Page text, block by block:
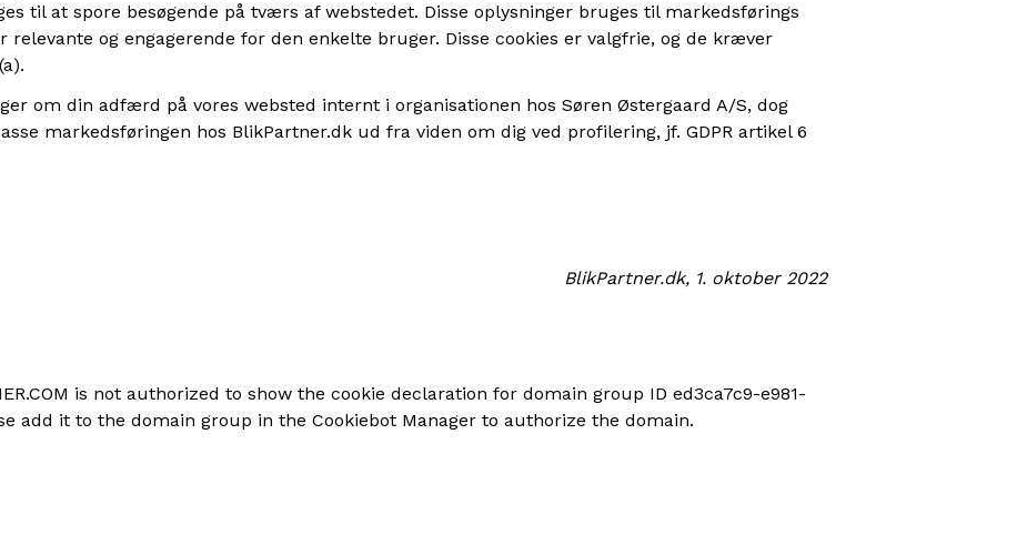
til at spore besøgende på tværs af webstedet. Disse oplysninger bruges til markedsførings
og engagerende for den enkelte bruger. Disse cookies er valgfrie, og de kræver
om din adfærd på vores websted internt i organisationen hos Søren Østergaard A/S, dog
markedsføringen hos BlikPartner.dk ud fra viden om dig ved profilering, jf. GDPR artikel 6
BlikPartner.dk, 1. oktober 2022
is not authorized to show the cookie declaration for domain group ID ed3ca7c9-e981-
add it to the domain group in the Cookiebot Manager to authorize the domain.